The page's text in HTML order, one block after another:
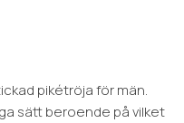
pikétröja för män.
sätt beroende på vilket